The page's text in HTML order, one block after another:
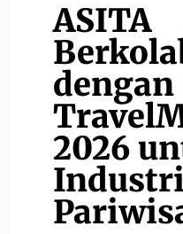
ASITA
dengan
2026
Industri